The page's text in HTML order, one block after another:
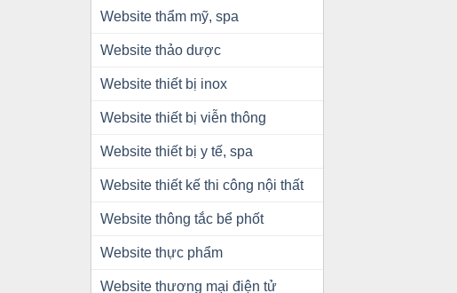
Website thẩm mỹ, spa
Website thảo dược
Website thiết bị inox
Website thiết bị viễn thông
Website thiết bị y tế, spa
Website thiết kế thi công nội thất
Website thông tắc bể phốt
Website thực phẩm
Website thương mại điện tử